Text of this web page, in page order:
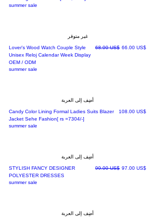
summer sale
غير متوفر
Lover's Wood Watch Couple Style
Unisex Reloj Calendar Week Display
OEM / ODM
سعر عادي
‏68.00 US$ سعر البيع‏66.00 US$
summer sale
أضِف إلى العربة
Candy Color Lining Formal Ladies Suits Blazer
Jacket Sehe Fashion[ rs =7304/-]
السعر ‏108.00 US$
summer sale
أضِف إلى العربة
STYLISH FANCY DESIGNER
POLYESTER DRESSES
سعر عادي
‏99.00 US$ سعر البيع‏97.00 US$
summer sale
أضِف إلى العربة